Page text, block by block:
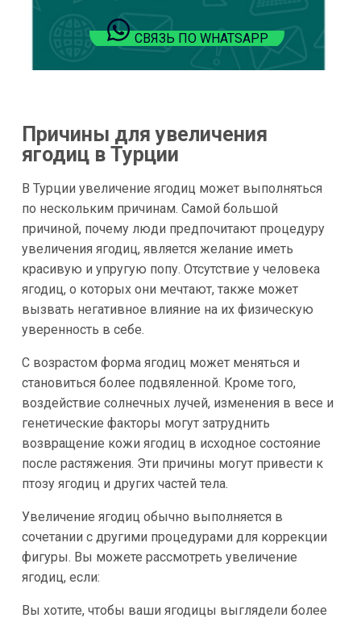
СВЯЗЬ ПО WHATSAPP
Причины для увеличения
ягодиц в Турции
В Турции увеличение ягодиц может выполняться
по нескольким причинам. Самой большой
причиной, почему люди предпочитают процедуру
увеличения ягодиц, является желание иметь
красивую и упругую попу. Отсутствие у человека
ягодиц, о которых они мечтают, также может
вызвать негативное влияние на их физическую
уверенность в себе.
С возрастом форма ягодиц может меняться и
становиться более подвяленной. Кроме того,
воздействие солнечных лучей, изменения в весе и
генетические факторы могут затруднить
возвращение кожи ягодиц в исходное состояние
после растяжения. Эти причины могут привести к
птозу ягодиц и других частей тела.
Увеличение ягодиц обычно выполняется в
сочетании с другими процедурами для коррекции
фигуры. Вы можете рассмотреть увеличение
ягодиц, если:
Вы хотите, чтобы ваши ягодицы выглядели более